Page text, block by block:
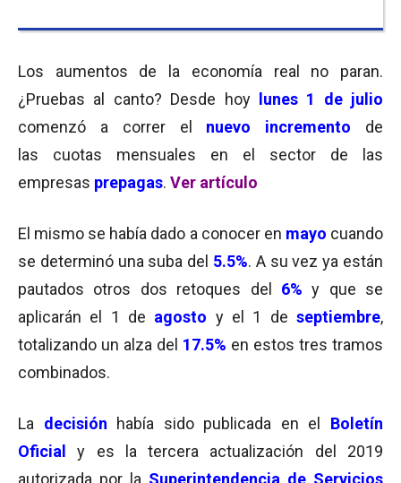
Los aumentos de la economía real no paran.
¿Pruebas al canto? Desde hoylunes 1 de julio
comenzó a correr el nuevo incremento de
las cuotas mensuales en el sector de las
empresas prepagas. Ver artículo
El mismo se había dado a conocer en mayo cuando
se determinó una suba del 5.5%. A su vez ya están
pautados otros dos retoques del 6% y que se
aplicarán el 1 de agosto y el 1 deseptiembre,
totalizando un alza del 17.5% en estos tres tramos
combinados.
La decisión había sido publicada en el Boletín
Oficial
y es la tercera actualización del 2019
autorizada por la Superintendencia de Servicios